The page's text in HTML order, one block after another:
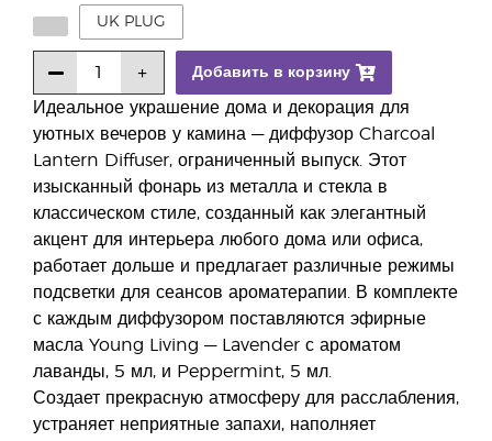
Идеальное украшение дома и декорация для
уютных вечеров у камина — диффузор Charcoal
Lantern Diffuser, ограниченный выпуск. Этот
изысканный фонарь из металла и стекла в
классическом стиле, созданный как элегантный
акцент для интерьера любого дома или офиса,
работает дольше и предлагает различные режимы
подсветки для сеансов ароматерапии. В комплекте
с каждым диффузором поставляются эфирные
масла Young Living — Lavender с ароматом
лаванды, 5 мл, и Peppermint, 5 мл.
Создает прекрасную атмосферу для расслабления,
устраняет неприятные запахи, наполняет
UK PLUG
Добавить в корзину